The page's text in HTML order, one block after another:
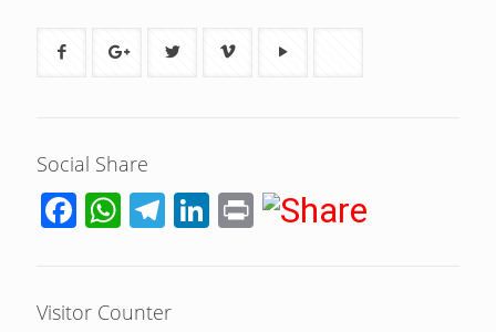
Social Share
Facebook
WhatsApp
Telegram
LinkedIn
Print
Visitor Counter